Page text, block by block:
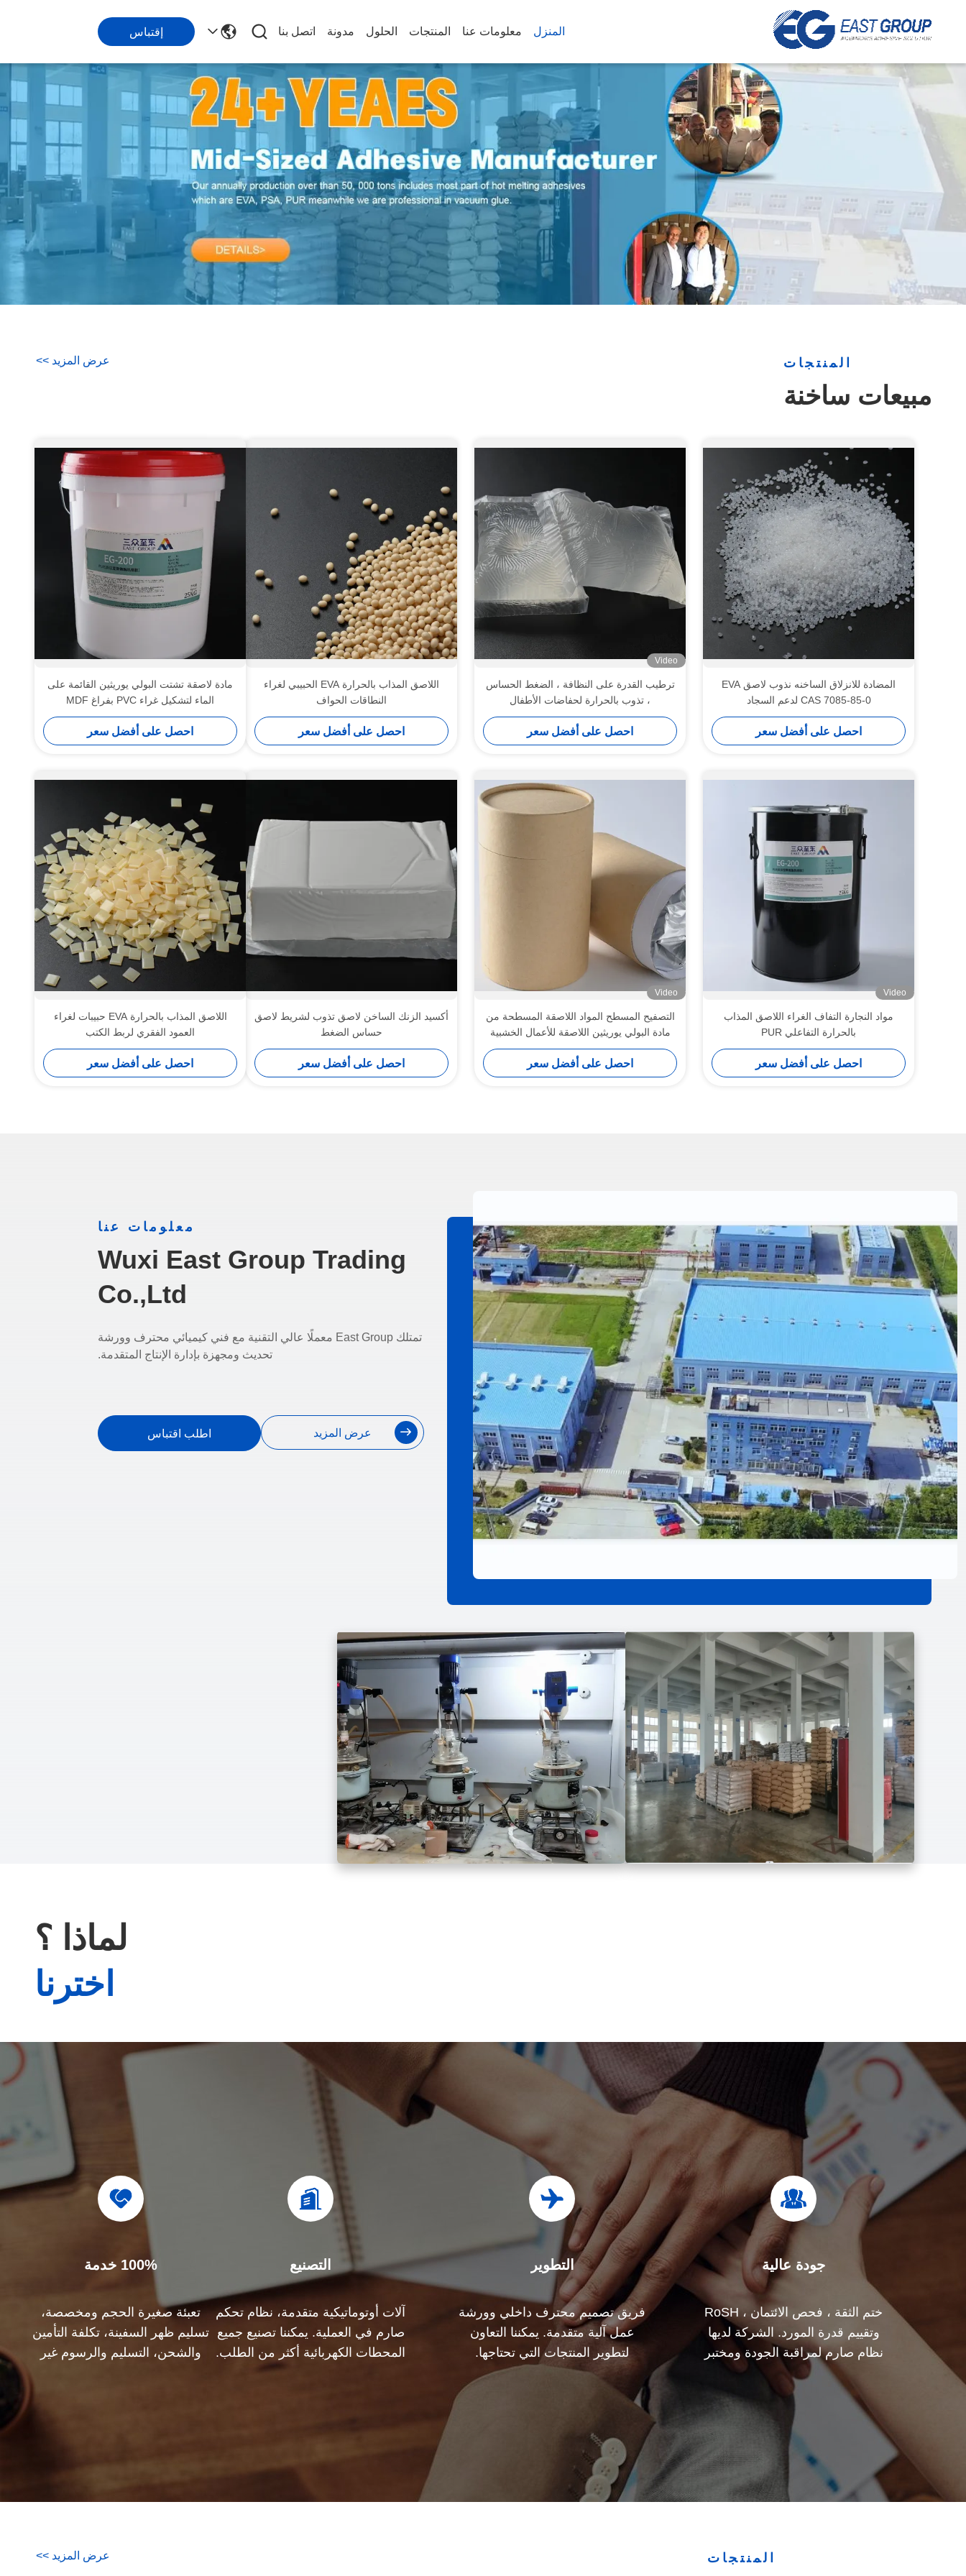
المنزل معلومات عنا المنتجات الحلول مدونة اتصل بنا إقتباس
المنتجات
مبيعات ساخنة
عرض المزيد >
>
المضادة للانزلاق الساخنه نذوب لاصق EVA
CAS 7085-85-0 لدعم السجاد
احصل على أفضل سعر
Video
ترطيب القدرة على النظافة ، الضغط الحساس
، تذوب بالحرارة لحفاضات الأطفال
احصل على أفضل سعر
اللاصق المذاب بالحرارة EVA الحبيبي لغراء
النطاقات الحواف
احصل على أفضل سعر
مادة لاصقة تشتت البولي يوريثين القائمة على
الماء لتشكيل غراء PVC بفراغ MDF
احصل على أفضل سعر
Video
مواد النجارة التفاف الغراء اللاصق المذاب
بالحرارة التفاعلي PUR
احصل على أفضل سعر
Video
التصفيح المسطح المواد اللاصقة المسطحة من
مادة البولي يوريثين اللاصقة للأعمال الخشبية
احصل على أفضل سعر
أكسيد الزنك الساخن لاصق تذوب لشريط لاصق
حساس الضغط
احصل على أفضل سعر
اللاصق المذاب بالحرارة EVA حبيبات لغراء
العمود الفقري لربط الكتب
احصل على أفضل سعر
معلومات عنا
Wuxi East Group Trading
Co.,Ltd
تمتلك East Group معملًا عالي التقنية مع فني كيميائي محترف وورشة
تحديث ومجهزة بإدارة الإنتاج المتقدمة.
عرض المزيد اطلب اقتباس
لماذا ؟
اخترنا
جودة عالية
ختم الثقة ، فحص الائتمان ، RoSH
وتقييم قدرة المورد. الشركة لديها
نظام صارم لمراقبة الجودة ومختبر
اختبار احترافي.
التطوير
فريق تصميم محترف داخلي وورشة
عمل آلية متقدمة. يمكننا التعاون
لتطوير المنتجات التي تحتاجها.
التصنيع
آلات أوتوماتيكية متقدمة، نظام تحكم
صارم في العملية. يمكننا تصنيع جميع
المحطات الكهربائية أكثر من الطلب.
100% خدمة
تعبئة صغيرة الحجم ومخصصة،
تسليم ظهر السفينة، تكلفة التأمين
والشحن، التسليم والرسوم غير
المنتجات عرض المزيد >
>